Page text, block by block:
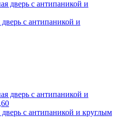
с антипаникой и
с антипаникой и круглым